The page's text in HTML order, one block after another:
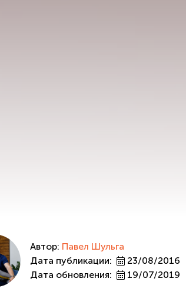
Автор: Павел Шульга
Дата публикации:
23/08/2016
Дата обновления:
19/07/2019